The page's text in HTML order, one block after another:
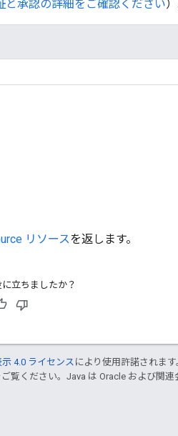
と承認の詳細をご確認ください）
リソースを返します。
立ちましたか？
4.0 ライセンス により使用許諾されま
ご覧ください。Java は Oracle および関連